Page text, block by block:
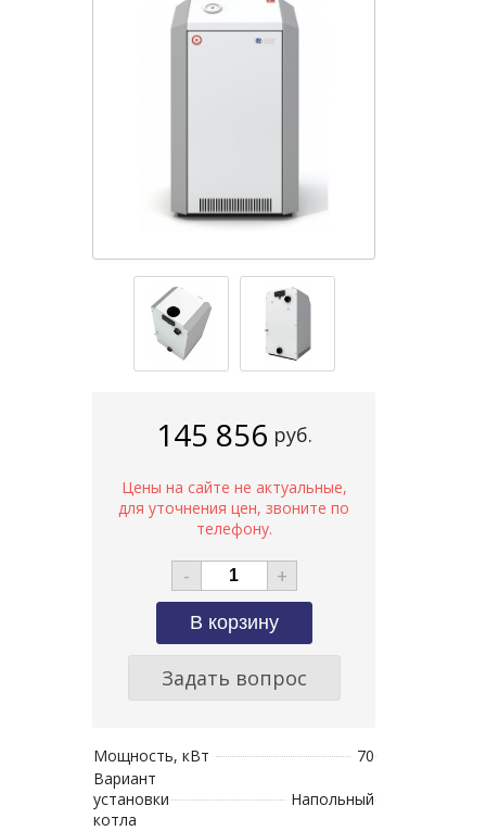
145 856 руб.
- +
Задать вопрос
Мощность, кВт
70
Вариант
установки
котла
Напольный